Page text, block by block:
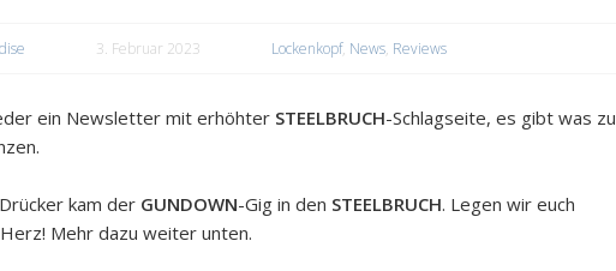
3. Februar 2023 Lockenkopf, News, Reviews
ein Newsletter mit erhöhter STEELBRUCH-Schlagseite, es gibt was zu
kam der GUNDOWN-Gig in den STEELBRUCH. Legen wir euch
Mehr dazu weiter unten.